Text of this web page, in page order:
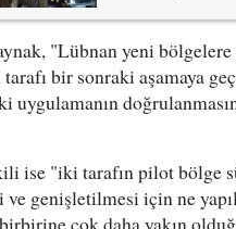
"Lübnan yeni
bir sonraki aşamaya
uygulamanın
ise "iki tarafın pilot bölge
genişletilmesi için ne
çok daha yakın